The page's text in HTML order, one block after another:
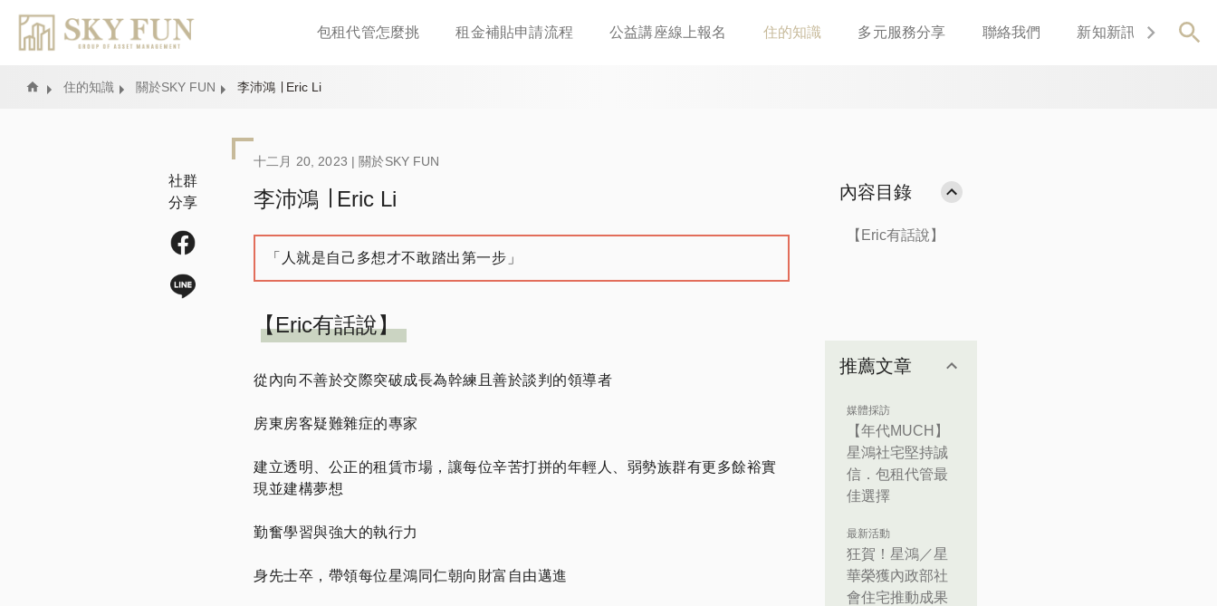
至
包租代管怎麼挑 租金補貼申請流程 公益講座線上報名 住的知識 多元服務分享 聯絡我們 新知新訊 關於
Home 住的知識 關於SKY FUN 李沛鴻 ∣ Eric Li
十二月 20, 2023 | 關於SKY FUN
李沛鴻 ∣ Eric Li
「人就是自己多想才不敢踏出第一步」
【Eric有話說】
從內向不善於交際突破成長為幹練且善於談判的領導者
房東房客疑難雜症的專家
建立透明、公正的租賃市場，讓每位辛苦打拼的年輕人、弱勢族群有更多餘裕實
現並建構夢想
勤奮學習與強大的執行力
身先士卒，帶領每位星鴻同仁朝向財富自由邁進
社群
分享
內容目錄
【Eric有話說】
推薦文章
媒體採訪
【年代MUCH】
星鴻社宅堅持誠
信．包租代管最
佳選擇
最新活動
狂賀！星鴻／星
華榮獲內政部社
會住宅推動成果